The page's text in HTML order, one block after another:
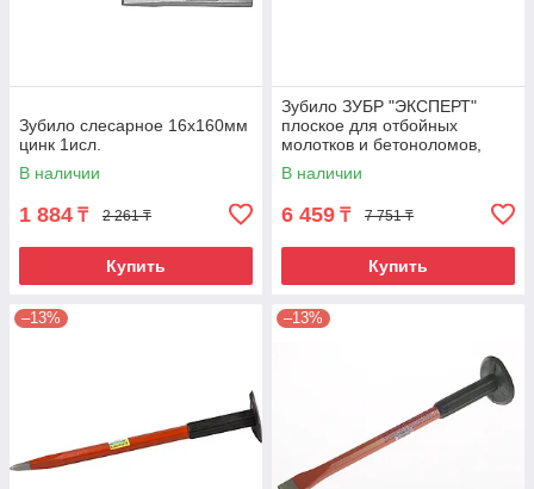
Зубило слесарное 16х160мм
цинк 1исл.
В наличии
1 884 ₸ 2 261 ₸
Купить
Зубило ЗУБР "ЭКСПЕРТ"
плоское для отбойных
молотков и бетоноломов,
шестигранный хвостовик
28мм, 35х400мм
В наличии
6 459 ₸ 7 751 ₸
Купить
–13% –13%